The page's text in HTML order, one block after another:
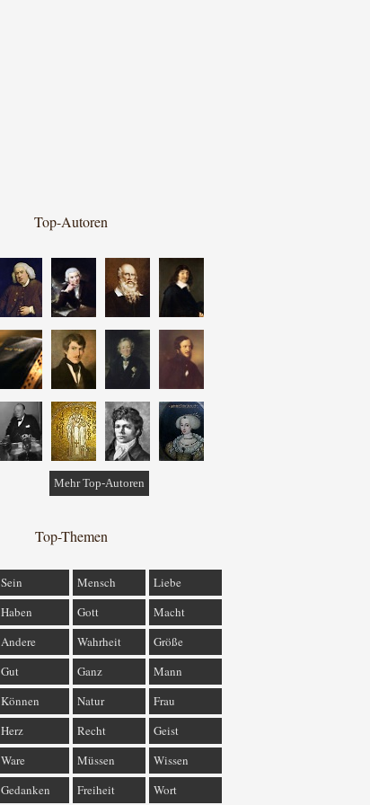
Top-Autoren
Mehr Top-Autoren
Top-Themen
Sein Mensch
Liebe
Haben Gott
Macht
Andere Wahrheit
Größe
Gut Ganz
Mann
Können Natur
Frau
Herz Recht
Geist
Ware Müssen
Wissen
Gedanken Freiheit Wort